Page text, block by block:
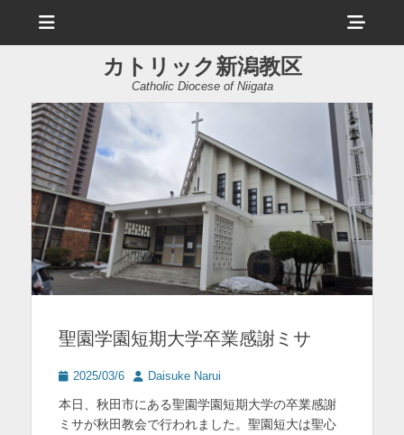
ュ
ヘ
ッ
ー
サ
イ
ド
バ
コ
カトリック新潟教区
Catholic Diocese of Niigata
聖園学園短期大学卒業感謝ミサ
投
日
2025/03/6
投
者
Daisuke Narui
本日、秋田市にある聖園学園短期大学の卒業感謝
ミサが秋田教会で行われました。聖園短大は聖心